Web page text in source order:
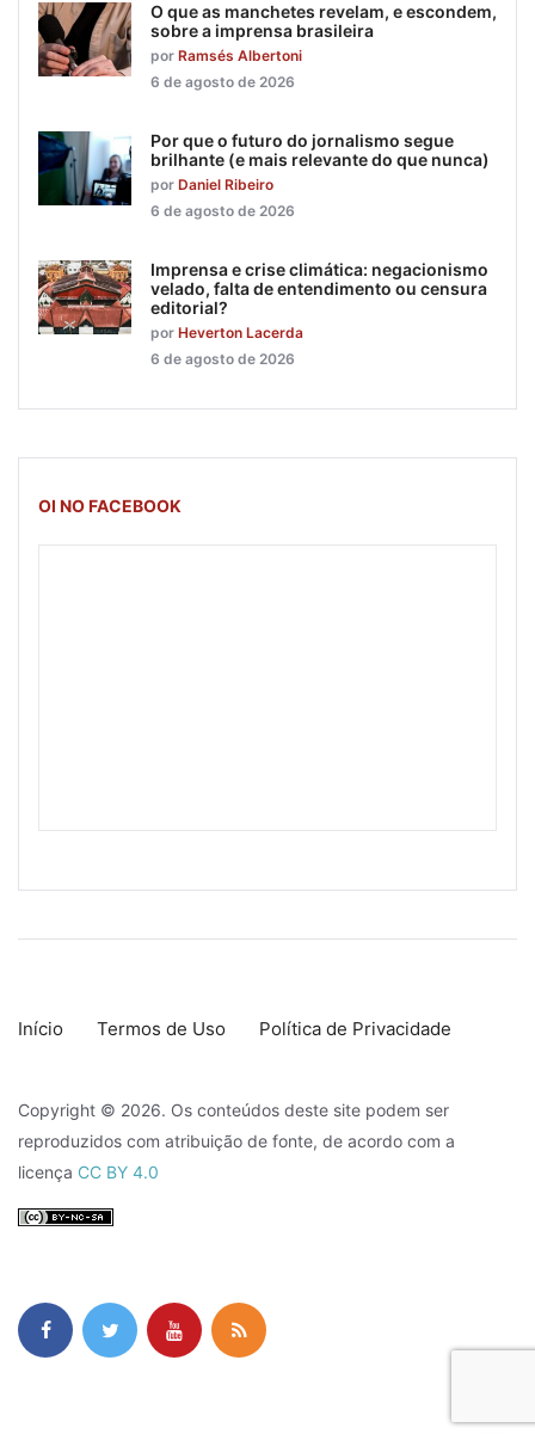
O que as manchetes revelam, e escondem,
sobre a imprensa brasileira
por Ramsés Albertoni
6 de agosto de 2026
Por que o futuro do jornalismo segue
brilhante (e mais relevante do que nunca)
por Daniel Ribeiro
6 de agosto de 2026
Imprensa e crise climática: negacionismo
velado, falta de entendimento ou censura
editorial?
por Heverton Lacerda
6 de agosto de 2026
OI NO FACEBOOK
Início Termos de Uso Política de Privacidade
Copyright © 2026. Os conteúdos deste site podem ser
reproduzidos com atribuição de fonte, de acordo com a
licença CC BY 4.0